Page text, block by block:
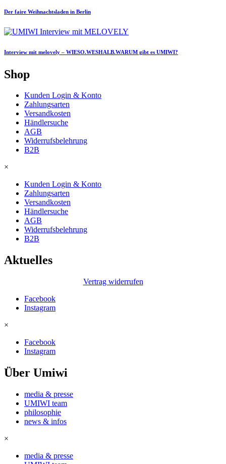
Der faire Weihnachtsladen in Berlin
Interview mit melovely – WIESO.WESHALB.WARUM gibt es UMIWI?
Shop
Kunden Login & Konto
Zahlungsarten
Versandkosten
Händlersuche
AGB
Widerrufsbelehrung
B2B
×
Kunden Login & Konto
Zahlungsarten
Versandkosten
Händlersuche
AGB
Widerrufsbelehrung
B2B
Aktuelles
Vertrag widerrufen
Facebook
Instagram
×
Facebook
Instagram
Über Umiwi
media & presse
UMIWI team
philosophie
news & infos
×
media & presse